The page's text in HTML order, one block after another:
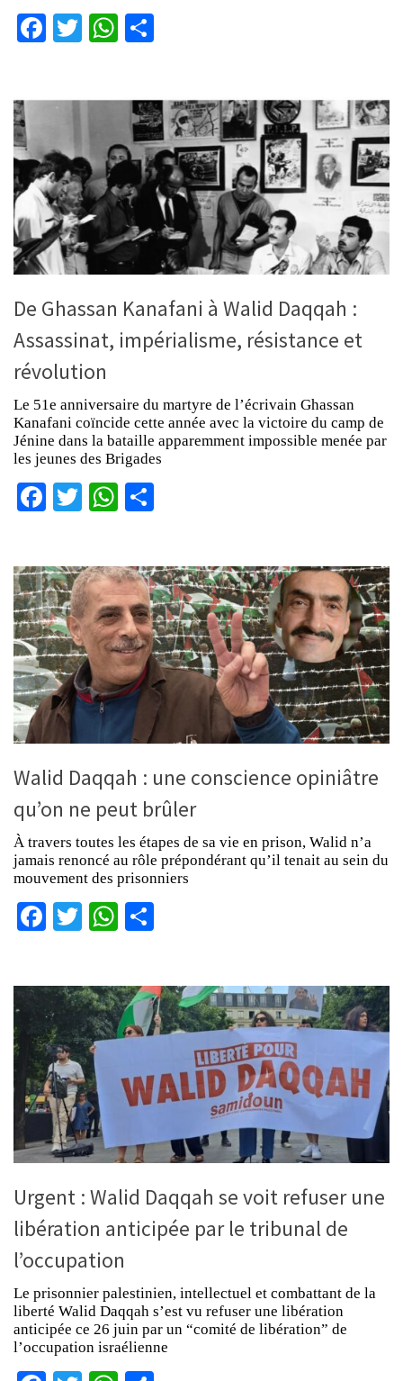
Facebook
TwitterWhatsApp
De Ghassan Kanafani à Walid Daqqah :
Assassinat, impérialisme, résistance et
révolution
Le 51e anniversaire du martyre de l’écrivain Ghassan
Kanafani coïncide cette année avec la victoire du camp de
Jénine dans la bataille apparemment impossible menée par
les jeunes des Brigades
Facebook
TwitterWhatsApp
Walid Daqqah : une conscience opiniâtre
qu’on ne peut brûler
À travers toutes les étapes de sa vie en prison, Walid n’a
jamais renoncé au rôle prépondérant qu’il tenait au sein du
mouvement des prisonniers
Facebook
TwitterWhatsApp
Urgent : Walid Daqqah se voit refuser une
libération anticipée par le tribunal de
l’occupation
Le prisonnier palestinien, intellectuel et combattant de la
liberté Walid Daqqah s’est vu refuser une libération
anticipée ce 26 juin par un “comité de libération” de
l’occupation israélienne